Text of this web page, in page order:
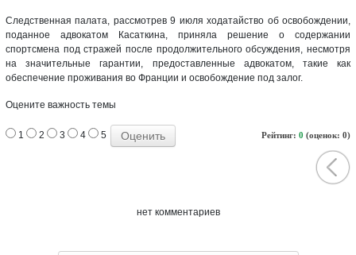
Следственная палата, рассмотрев 9 июля ходатайство об освобождении,
поданное адвокатом Касаткина, приняла решение о содержании
спортсмена под стражей после продолжительного обсуждения, несмотря
на значительные гарантии, предоставленные адвокатом, такие как
обеспечение проживания во Франции и освобождение под залог.
Оцените важность темы
Рейтинг: 0 (оценок: 0)
1 2 3 4 5
нет комментариев